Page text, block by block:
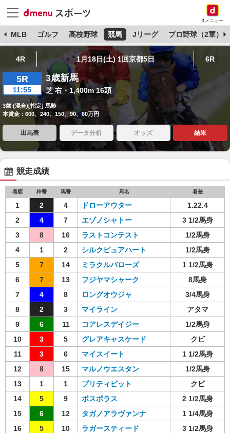
dメニュー
MLB ゴルフ 高校野球 競馬 Jリーグ プロ野球（2軍）
4R 1月18日(土) 1回京都5日 6R
5R
11:55
3歳新馬
芝 右・1,400m 16頭
3歳 (混合)[指定] 馬齢
本賞金：600、240、150、90、60万円
出馬表 データ分析 オッズ 結果
競走成績
着順 枠番 馬番 馬名 着差
1 2 4 ドローアウター
1.22.4
2
4 7 エゾノシャトー
3 1/2馬身
3
8 16 ラストコンテスト
1/2馬身
4
1 2 シルクピュアハート
1/2馬身
5
7 14 ミラクルバローズ
1 1/2馬身
6
7 13 フジヤマシャーク
8馬身
7
4 8 ロングオウジャ
3/4馬身
8
2 3 マイライン
アタマ
9
6 11 コアレスデイジー
1/2馬身
10
3 5 グレアキャスケード
クビ
11
3 6 マイスイート
1 1/2馬身
12
8 15 マルノウエスタン
1/2馬身
13
1 1 プリティピット
クビ
14
5 9 ボスポラス
2 1/2馬身
15
6 12 タガノアラヴァンナ
1 1/4馬身
16
5 10 ラガースティード 3 1/2馬身